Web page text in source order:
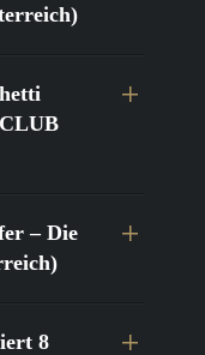
– Die
8